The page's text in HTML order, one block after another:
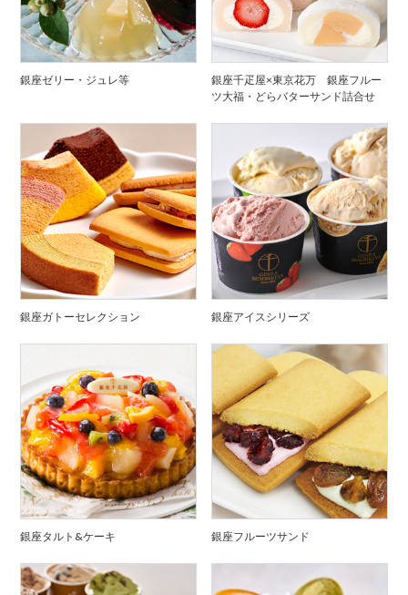
銀座ゼリー・ジュレ等
銀座千疋屋×東京花万 銀座フルー
ツ大福・どらバターサンド詰合せ
銀座ガトーセレクション 銀座アイスシリーズ
銀座タルト&ケーキ 銀座フルーツサンド